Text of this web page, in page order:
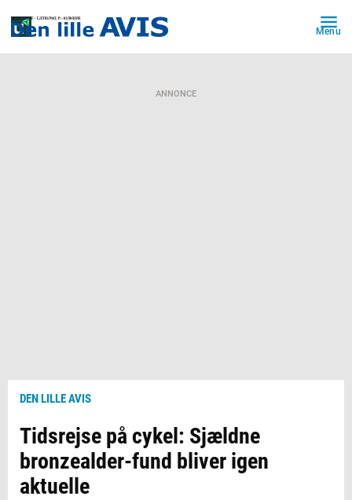
Menu
ANNONCE
DEN LILLE AVIS
Tidsrejse på cykel: Sjældne
bronzealder-fund bliver igen
aktuelle